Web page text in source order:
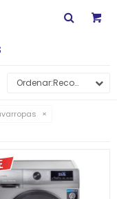
Recomendados